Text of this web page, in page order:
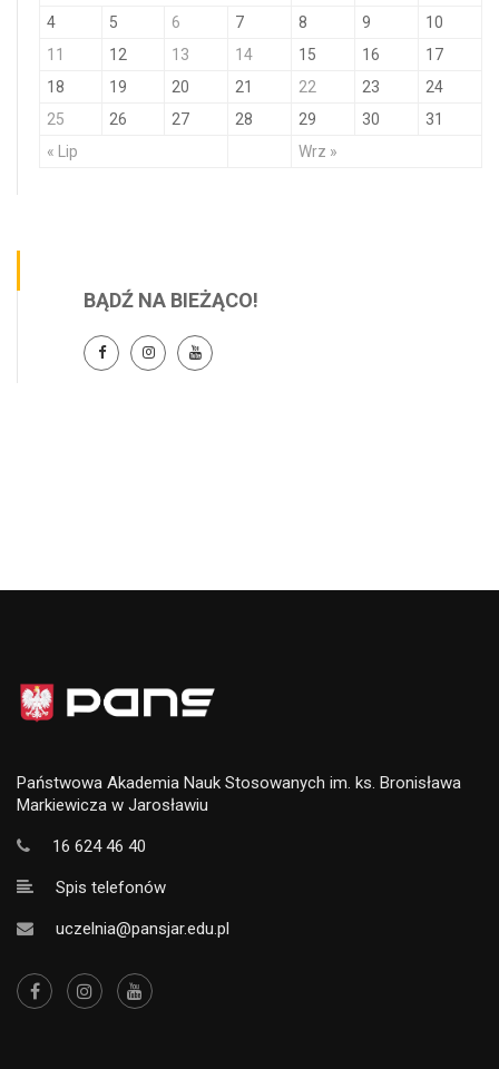
« Lip Wrz »
4
5 6 7 8 9
10
11
12 13 14 15 16
17
18
19 20 21 22 23
24
25
26 27 28 29 30 31
BĄDŹ NA BIEŻĄCO!
Państwowa Akademia Nauk Stosowanych im. ks. Bronisława
Markiewicza w Jarosławiu
16 624 46 40
Spis telefonów
uczelnia@pansjar.edu.pl